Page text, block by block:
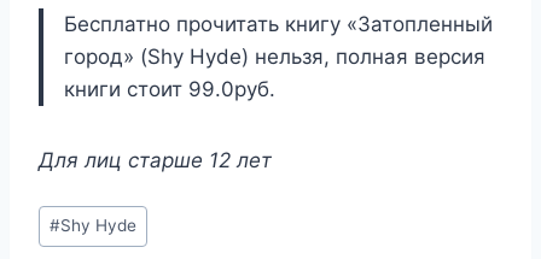
Бесплатно прочитать книгу «Затопленный
город» (Shy Hyde) нельзя, полная версия
книги стоит 99.0руб.
Для лиц старше 12 лет
Метки
записи:
#Shy Hyde